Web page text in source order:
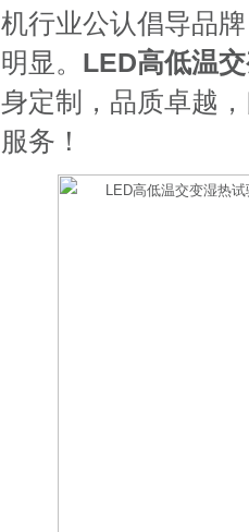
机行业公认倡导品
明显。 LED高低温
身定制，品质卓越
服务！